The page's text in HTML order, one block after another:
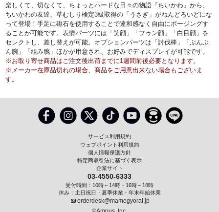
楽しくて、切なくて、ちょっとハードな日々の物語『ちいかわ』から、
ちいかわの友達、草むしり検定3級取得の「うさぎ」がねんどろいどにな
って登場！手足に磁石を使用することで違和感なく自由にポージングす
ることが可能です。表情パーツには「笑顔」「フゥン顔」「白目顔」を
セレクトし、差し替えが可能。オプションパーツは「討伐棒」「ぶんぶ
ん腕」「組み腕」ほかが用意され、お好みでディスプレイが可能です。
※お取り寄せ商品はご注文後出荷までに1週間前後必要となります。
※メーカー在庫品切れの場合、商品をご用意出来ない場合もございま
す。
サービス利用規約
ウェブポイント利用規約
個人情報保護方針
特定商取引法に基づく表示
企業サイト
03-4550-6333
受付時間：10時～14時・16時～18時
休み：土日祝日・夏季休業・年末年始休業
orderdesk@mamegyorai.jp